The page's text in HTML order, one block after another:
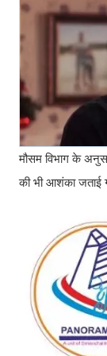
मौसम विभाग के
की भी आशंका जताई